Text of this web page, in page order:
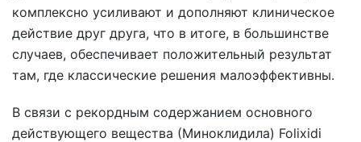
комплексно усиливают и дополняют клиническое
действие друг друга, что в итоге, в большинстве
случаев, обеспечивает положительный результат
там, где классические решения малоэффективны.
В связи с рекордным содержанием основного
действующего вещества (Миноклидила) Folixidi